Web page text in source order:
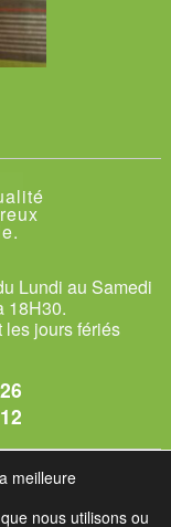
Lundi au Samedi
18H30.
les jours fériés
la-Lys.
meilleure
nous utilisons ou